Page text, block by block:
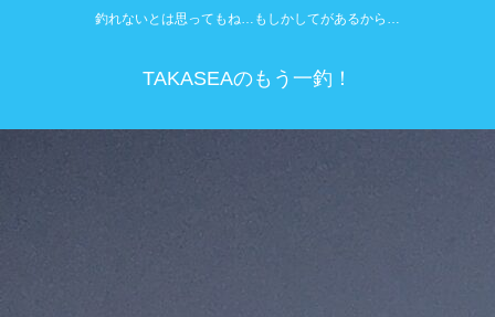
釣れないとは思ってもね…もしかしてがあるから…
TAKASEAのもう一釣！